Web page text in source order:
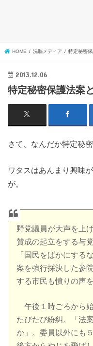
HOME 洗脳メディア 特定秘密
2013.12.06
特定秘密保護法案
さて、なんだか特定秘
ワタスはあんまり興味
が。
野党議員が大声を上
賛成の起立をする与
「国民をばかにする
案を強行採決した参
する市民も憤りの声を
午後１時ごろから
たびたび紛糾。「法
か」。委員以外にも